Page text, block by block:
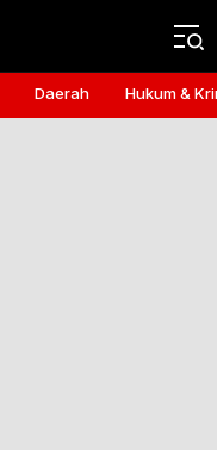
Daerah Hukum &